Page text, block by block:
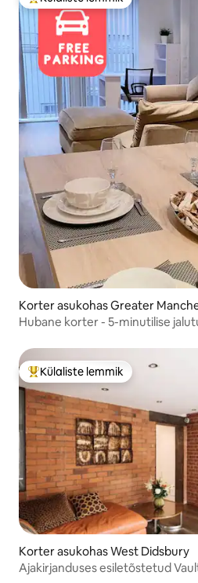
Külaliste suur lemmik
Korter asukohas Greater
Hubane korter - 5-minutilise
Külaliste suur lemmik
Külaliste lemmik
Korter asukohas West Didsbury
Ajakirjanduses esiletõstetud